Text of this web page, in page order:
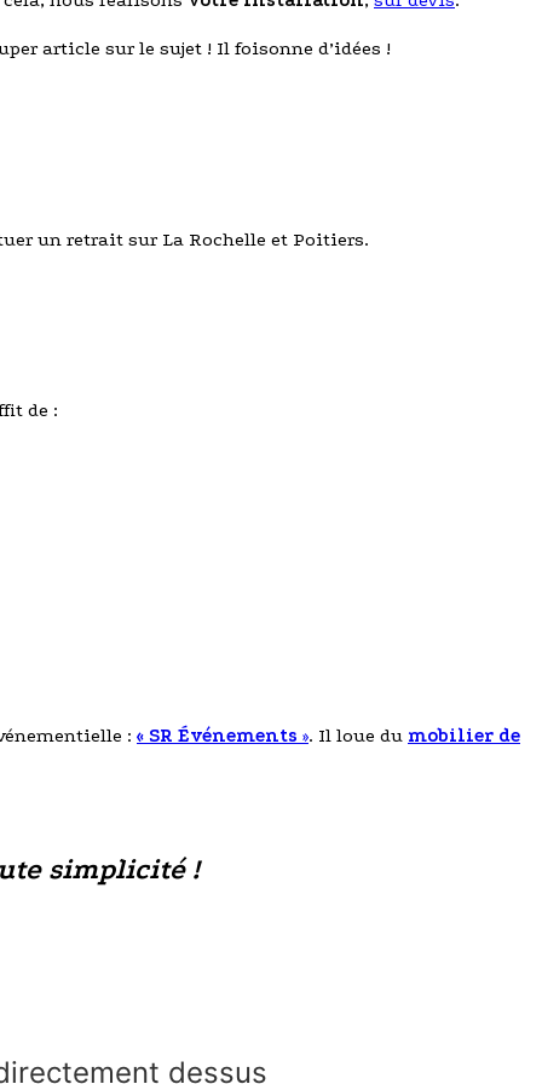
article sur le sujet ! Il foisonne d’idées !
un retrait sur La Rochelle et Poitiers.
de :
: « SR Événements ». Il loue du mobilier de
simplicité !
dessus